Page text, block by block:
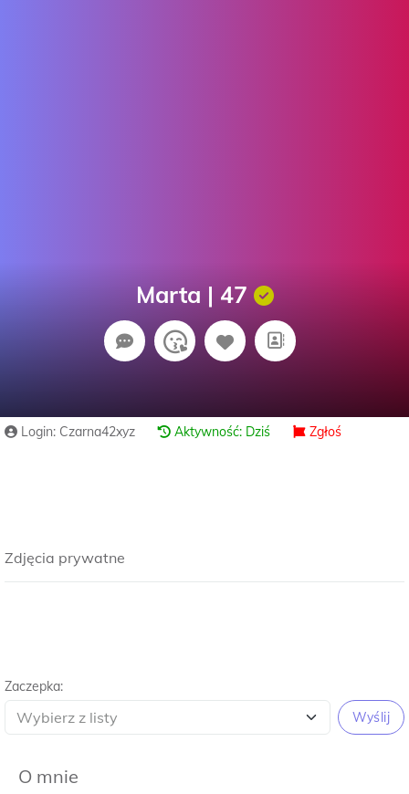
Marta | 47
Login: Czarna42xyz Aktywność: Dziś Zgłoś
Zdjęcia prywatne
Zaczepka:
Wyślij
O mnie